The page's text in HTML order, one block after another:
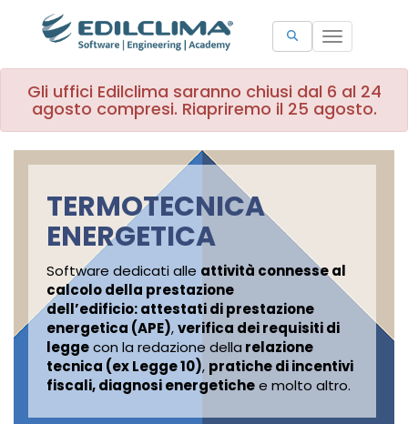
Toggle
navigation
Gli uffici Edilclima saranno chiusi dal 6 al 24
agosto compresi. Riapriremo il 25 agosto.
TERMOTECNICA
ENERGETICA
Software dedicati alle attività connesse al
calcolo della prestazione
dell’edificio: attestati di prestazione
energetica (APE),verifica dei requisiti di
leggecon la redazione della relazione
tecnica (ex Legge 10), pratiche di incentivi
fiscali, diagnosi energetichee molto altro.